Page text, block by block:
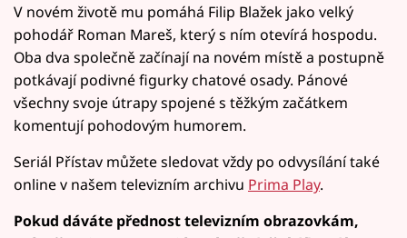
V novém životě mu pomáhá Filip Blažek jako velký
pohodář Roman Mareš, který s ním otevírá hospodu.
Oba dva společně začínají na novém místě a postupně
potkávají podivné figurky chatové osady. Pánové
všechny svoje útrapy spojené s těžkým začátkem
komentují pohodovým humorem.
Seriál Přístav můžete sledovat vždy po odvysílání také
online v našem televizním archivu Prima Play.
Pokud dáváte přednost televizním obrazovkám,